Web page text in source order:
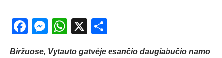
Facebook
Messenger
WhatsApp
X
Bir­žuo­se, Vy­tau­to gat­vė­je esan­čio dau­gia­bu­čio na­mo